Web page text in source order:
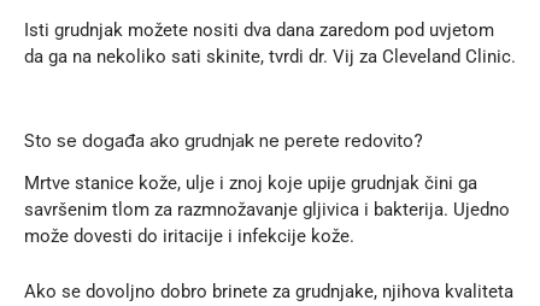
Isti grudnjak možete nositi dva dana zaredom pod uvjetom
da ga na nekoliko sati skinite, tvrdi dr. Vij za Cleveland Clinic.
Sto se događa ako grudnjak ne perete redovito?
Mrtve stanice kože, ulje i znoj koje upije grudnjak čini ga
savršenim tlom za razmnožavanje gljivica i bakterija. Ujedno
može dovesti do iritacije i infekcije kože.
Ako se dovoljno dobro brinete za grudnjake, njihova kvaliteta